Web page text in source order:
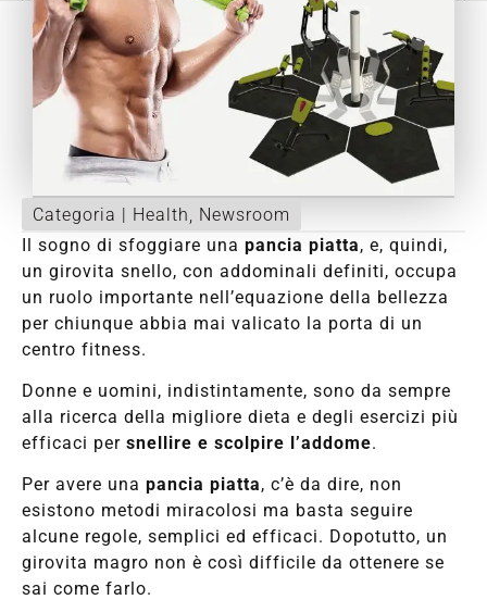
Categoria | Health
Newsroom
Il sogno di sfoggiare una pancia piatta, e, quindi,
un girovita snello, con addominali definiti, occupa
un ruolo importante nell’equazione della bellezza
per chiunque abbia mai valicato la porta di un
centro fitness.
Donne e uomini, indistintamente, sono da sempre
alla ricerca della migliore dieta e degli esercizi più
efficaci per snellire e scolpire l’addome.
Per avere una pancia piatta, c’è da dire, non
esistono metodi miracolosi ma basta seguire
alcune regole, semplici ed efficaci. Dopotutto, un
girovita magro non è così difficile da ottenere se
sai come farlo.